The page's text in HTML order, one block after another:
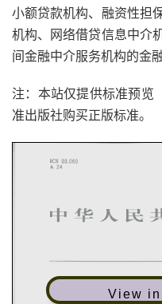
小额贷款机构、融资性担
机构、网络借贷信息中介
间金融中介服务机构的金
注：本站仅提供标准预览
准出版社购买正版标准。
View